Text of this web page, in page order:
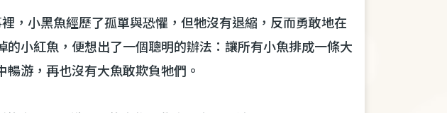
，小黑魚經歷了孤單與恐懼，但牠沒有退縮，反而勇敢地在
小紅魚，便想出了一個聰明的辦法：讓所有小魚排成一條大
游，再也沒有大魚敢欺負牠們。